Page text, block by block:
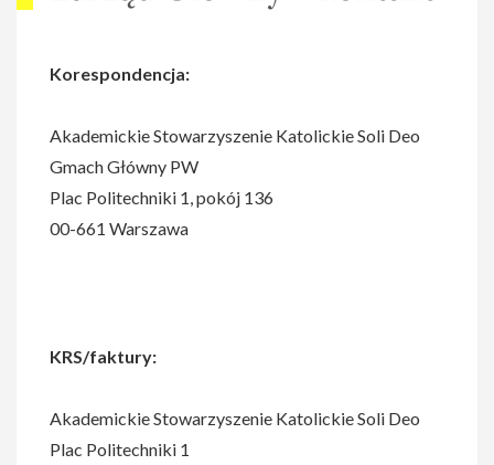
Korespondencja:
Akademickie Stowarzyszenie Katolickie Soli Deo
Gmach Główny PW
Plac Politechniki 1, pokój 136
00-661 Warszawa
KRS/faktury:
Akademickie Stowarzyszenie Katolickie Soli Deo
Plac Politechniki 1